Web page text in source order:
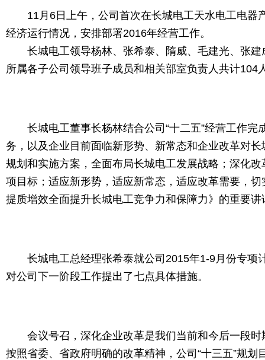
11月6日上午，公司首次在长城电工天水电工电器
经济运行情况，安排部署2016年经营工作。
长城电工领导杨林、张希泰、隋威、毛建光、张建
所属各子公司领导班子成员和相关部室负责人共计
长城电工董事长杨林结合公司“十二五”经营工作完
务，以及企业目前面临新形势、新常态和企业改革对
规划和实施方案，全面布局长城电工发展战略；深化
项目标；适应新形势，适应新常态，适应改革需要，
提质增效全面提升长城电工竞争力和保障力》的重要讲
长城电工总经理张希泰就公司2015年1-9月份专项
对公司下一阶段工作提出了七点具体措施。
会议号召，深化企业改革是我们当前和今后一段时
按照省委、省政府明确的改革精神，公司“十三五”规